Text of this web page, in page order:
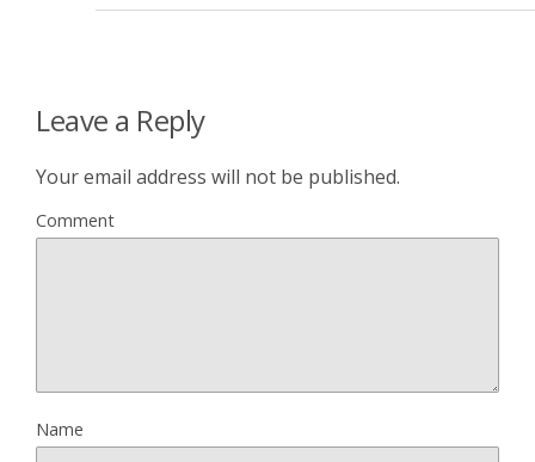
Leave a Reply
Your email address will not be published.
Comment
Name